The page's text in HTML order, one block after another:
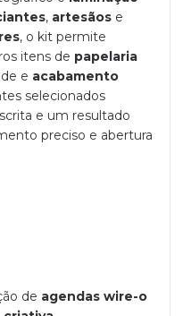
, artesãos e
, o kit permite
itens de papelaria
e acabamento
selecionados
e um resultado
preciso e abertura
de agendas wire-o